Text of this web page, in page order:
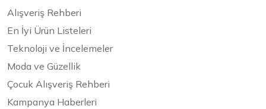
Alışveriş Rehberi
En İyi Ürün Listeleri
Teknoloji ve İncelemeler
Moda ve Güzellik
Çocuk Alışveriş Rehberi
Kampanya Haberleri